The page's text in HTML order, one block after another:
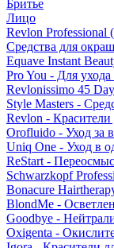
Бритье
Лицо
Revlon Professional
Средства для
Equave Instant
Pro You - Для
Revlonissimo 45
Style Masters -
Revlon - Красители
Orofluido - Уход за
Uniq One - Уход в
ReStart -
Schwarzkopf
Bonacure
BlondMe -
Goodbye -
Oxigenta -